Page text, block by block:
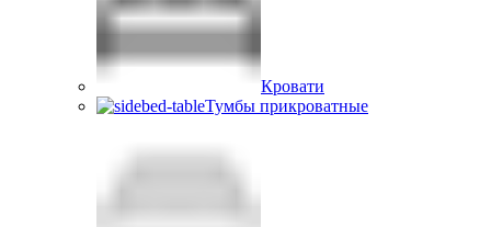
Кровати
Тумбы прикроватные